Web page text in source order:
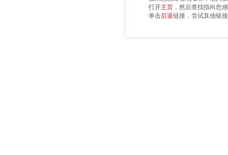
·打开主页 ，然后查找指向您
·单击后退链接，尝试其他链